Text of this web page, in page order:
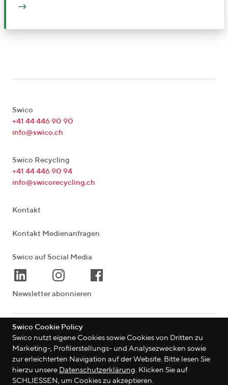
Swico
+41 44 446 90 90
info@swico.ch
Swico Recycling
+41 44 446 90 94
info@swicorecycling.ch
Kontakt
Kontakt Medienanfragen
Swico auf Social Media
Newsletter abonnieren
Lagerstrasse 33 8004 Zürich | Schweiz
©2026 Swico
Swico Cookie Policy
Swico nutzt eigene Cookies sowie Cookies von Dritten zu
Marketing-, Profilerstellungs- und Analysezwecken sowie
zur erleichterten Navigation auf der Website. Bitte lesen Sie
hierzu unsere Datenschutzerklärung. Klicken Sie auf
SCHLIESSEN, um Cookies zu akzeptieren.